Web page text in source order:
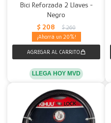
Bici Reforzada 2 Llaves -
Negro
$ 208 $ 260
20
LLEGA HOY MVD